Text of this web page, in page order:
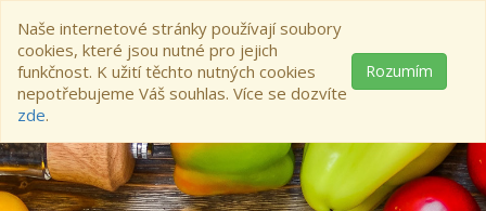
Naše internetové stránky používají soubory
cookies, které jsou nutné pro jejich
funkčnost. K užití těchto nutných cookies
nepotřebujeme Váš souhlas. Více se dozvíte
zde.
Rozumím